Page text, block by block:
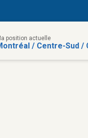
position actuelle
/ Centre-Sud /